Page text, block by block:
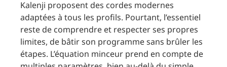
Kalenji proposent des cordes modernes
adaptées à tous les profils. Pourtant, l’essentiel
reste de comprendre et respecter ses propres
limites, de bâtir son programme sans brûler les
étapes. L’équation minceur prend en compte de